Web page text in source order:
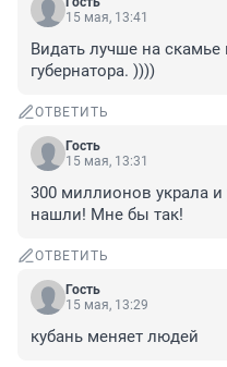
15 мая, 13:41
Видать лучше на
губернатора. ))))
ОТВЕТИТЬ
Гость
15 мая, 13:31
300 миллионов украла и
нашли! Мне бы так!
ОТВЕТИТЬ
Гость
15 мая, 13:29
кубань меняет людей